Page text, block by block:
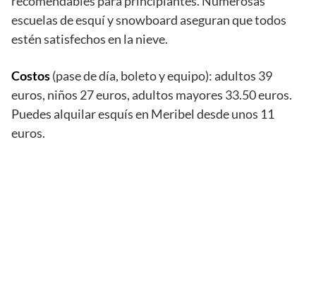
escuelas de esquí y snowboard aseguran que todos
estén satisfechos en la nieve.
Costos(pase de día, boleto y equipo): adultos 39
euros, niños 27 euros, adultos mayores 33.50 euros.
Puedes alquilar esquís en Meribel desde unos 11
euros.